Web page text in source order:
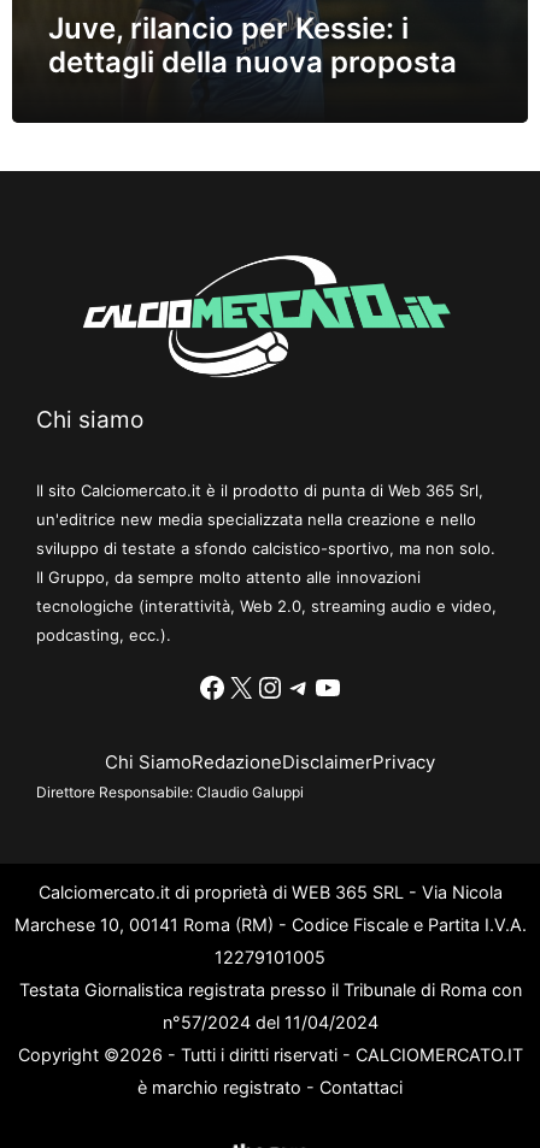
Juve, rilancio per Kessie: i
dettagli della nuova proposta
Chi siamo
Il sito Calciomercato.it è il prodotto di punta di Web 365 Srl,
un'editrice new media specializzata nella creazione e nello
sviluppo di testate a sfondo calcistico-sportivo, ma non solo.
Il Gruppo, da sempre molto attento alle innovazioni
tecnologiche (interattività, Web 2.0, streaming audio e video,
podcasting, ecc.).
Facebook
X Instagram
Telegram
YouTube
Chi SiamoRedazioneDisclaimerPrivacy
Direttore Responsabile: Claudio Galuppi
Calciomercato.it di proprietà di WEB 365 SRL - Via Nicola
Marchese 10, 00141 Roma (RM) - Codice Fiscale e Partita I.V.A.
12279101005
Testata Giornalistica registrata presso il Tribunale di Roma con
n°57/2024 del 11/04/2024
Copyright ©2026 - Tutti i diritti riservati - CALCIOMERCATO.IT
è marchio registrato - Contattaci